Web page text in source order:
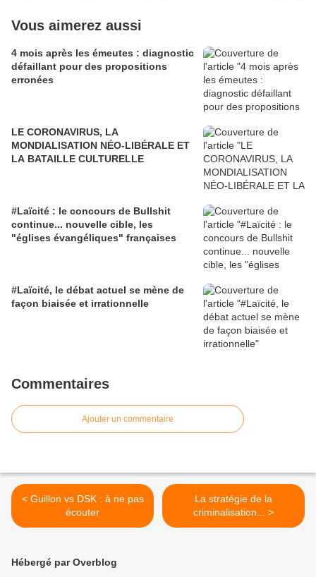
Vous aimerez aussi
4 mois après les émeutes : diagnostic
défaillant pour des propositions
erronées
LE CORONAVIRUS, LA
MONDIALISATION NÉO-LIBÉRALE ET
LA BATAILLE CULTURELLE
#Laïcité : le concours de Bullshit
continue... nouvelle cible, les
"églises évangéliques" françaises
#Laïcité, le débat actuel se mène de
façon biaisée et irrationnelle
Commentaires
Ajouter un commentaire
< Guillon vs DSK : à ne pas
écouter
La stratégie de la
criminalisation... >
Hébergé par Overblog